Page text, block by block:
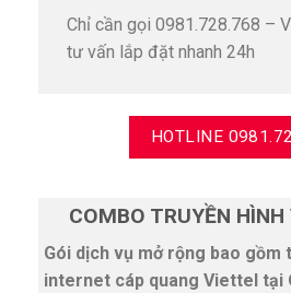
Chỉ cần gọi 0981.728.768 –
tư vấn lắp đặt nhanh 24h
HOTLINE
COMBO TRUYỀN
Gói dịch vụ mở rộng bao gồm
internet cáp quang Viettel tại